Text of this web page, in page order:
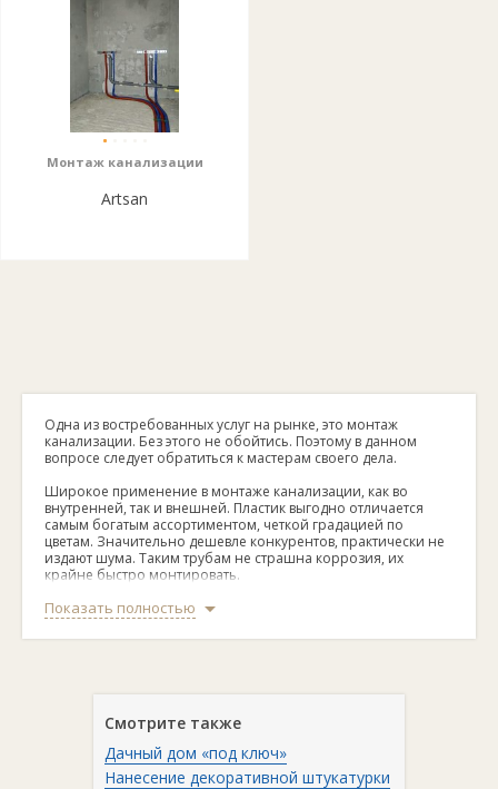
Монтаж канализации
Artsan
Одна из востребованных услуг на рынке, это монтаж
канализации. Без этого не обойтись. Поэтому в данном
вопросе следует обратиться к мастерам своего дела.
Широкое применение в монтаже канализации, как во
внутренней, так и внешней. Пластик выгодно отличается
самым богатым ассортиментом, четкой градацией по
цветам. Значительно дешевле конкурентов, практически не
издают шума. Таким трубам не страшна коррозия, их
крайне быстро монтировать.
Засоры в трубах это частое явление. Корень проблемы, как
правило, кроется в неправильном монтаже канализации.
Или жильцы, которые сбрасывают туда все что попало.
У нас в каталоге вы можете ознакомиться с видами услуг по
телефонам, которые будут указаны в описании.
Показать полностью
Смотрите также
Дачный дом «под ключ»
Нанесение декоративной штукатурки